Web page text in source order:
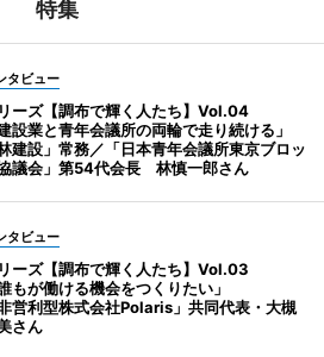
特集
タビュー
ーズ【調布で輝く人たち】Vol.04
建設業と青年会議所の両輪で走り続ける」
林建設」常務／「日本青年会議所東京ブロッ
議会」第54代会長 林慎一郎さん
タビュー
ーズ【調布で輝く人たち】Vol.03
誰もが働ける機会をつくりたい」
非営利型株式会社Polaris」共同代表・大槻
さん